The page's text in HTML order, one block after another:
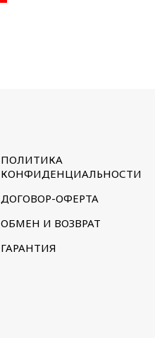
ПОЛИТИКА
КОНФИДЕНЦИАЛЬНОСТИ
ДОГОВОР-ОФЕРТА
ОБМЕН И ВОЗВРАТ
ГАРАНТИЯ